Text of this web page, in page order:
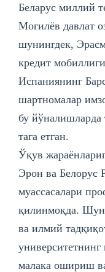
Беларус миллий
Могилёв давлат
шунингдек,
кредит
Испаниянинг
шартномалар
бу йўналишларда
тага етган.
Ўқув
Эрон ва Белорус
муассасалари
қилинмоқда.
ва илмий
малака ошириш